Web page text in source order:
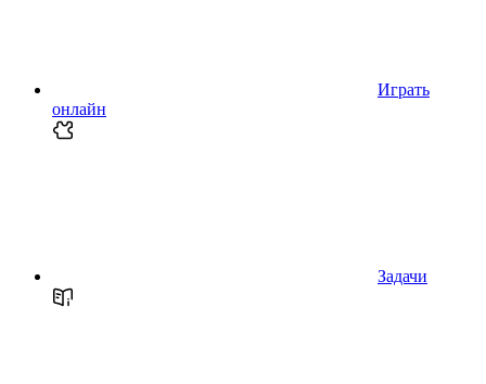
Играть
онлайн
Задачи